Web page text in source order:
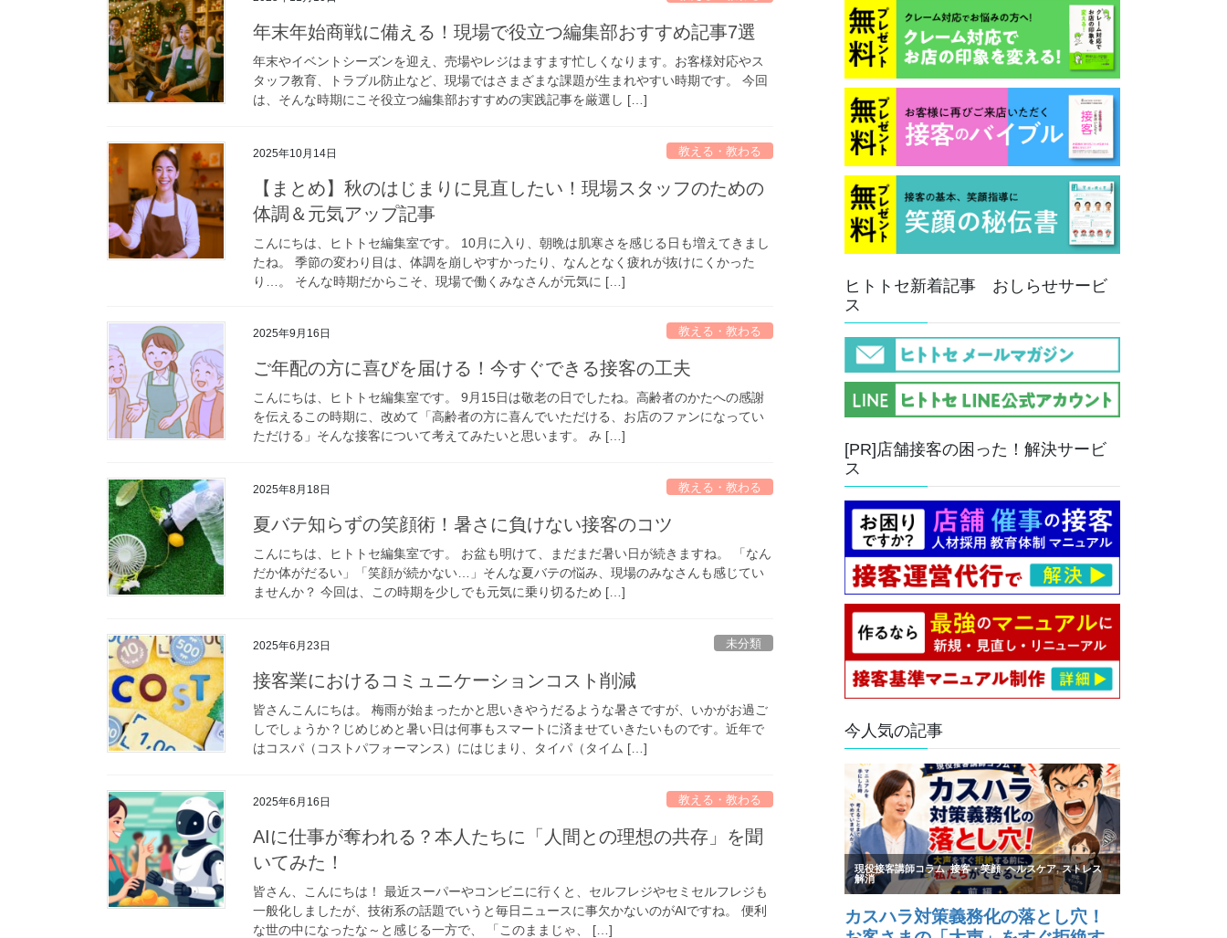
年末年始商戦に備える！現場で役立つ編集部おすすめ記事7選
年末やイベントシーズンを迎え、売場やレジはますます忙しくなります。お客様対応やス
タッフ教育、トラブル防止など、現場ではさまざまな課題が生まれやすい時期です。 今回
は、そんな時期にこそ役立つ編集部おすすめの実践記事を厳選し […]
2025年10月14日 教える・教わる
【まとめ】秋のはじまりに見直したい！現場スタッフのための
体調＆元気アップ記事
こんにちは、ヒトトセ編集室です。 10月に入り、朝晩は肌寒さを感じる日も増えてきまし
たね。 季節の変わり目は、体調を崩しやすかったり、なんとなく疲れが抜けにくかった
り…。 そんな時期だからこそ、現場で働くみなさんが元気に […]
2025年9月16日 教える・教わる
ご年配の方に喜びを届ける！今すぐできる接客の工夫
こんにちは、ヒトトセ編集室です。 9月15日は敬老の日でしたね。高齢者のかたへの感謝
を伝えるこの時期に、改めて「高齢者の方に喜んでいただける、お店のファンになってい
ただける」そんな接客について考えてみたいと思います。 み […]
2025年8月18日 教える・教わる
夏バテ知らずの笑顔術！暑さに負けない接客のコツ
こんにちは、ヒトトセ編集室です。 お盆も明けて、まだまだ暑い日が続きますね。 「なん
だか体がだるい」「笑顔が続かない…」そんな夏バテの悩み、現場のみなさんも感じてい
ませんか？ 今回は、この時期を少しでも元気に乗り切るため […]
2025年6月23日 未分類
接客業におけるコミュニケーションコスト削減
皆さんこんにちは。 梅雨が始まったかと思いきやうだるような暑さですが、いかがお過ご
しでしょうか？じめじめと暑い日は何事もスマートに済ませていきたいものです。近年で
はコスパ（コストパフォーマンス）にはじまり、タイパ（タイム […]
2025年6月16日 教える・教わる
AIに仕事が奪われる？本人たちに「人間との理想の共存」を聞
いてみた！
皆さん、こんにちは！ 最近スーパーやコンビニに行くと、セルフレジやセミセルフレジも
一般化しましたが、技術系の話題でいうと毎日ニュースに事欠かないのがAIですね。 便利
な世の中になったな～と感じる一方で、 「このままじゃ、 […]
ヒトトセ新着記事 おしらせサービ
ス
[PR]店舗接客の困った！解決サービ
ス
今人気の記事